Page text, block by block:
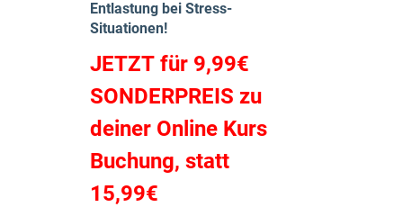
Entlastung bei Stress-
Situationen!
JETZT für 9,99€
SONDERPREIS zu
deiner Online Kurs
Buchung, statt
15,99€